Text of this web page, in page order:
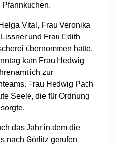
Pfannkuchen.
Vital, Frau Veronika
und Frau Edith
übernommen hatte,
kam Frau Hedwig
zur
Frau Hedwig Pach
Seele, die für Ordnung
das Jahr in dem die
nach Görlitz gerufen